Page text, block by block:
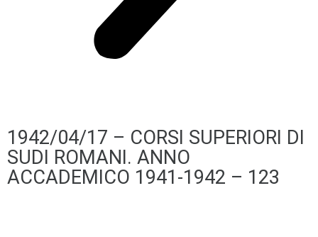
1942/04/17 – CORSI SUPERIORI DI
SUDI ROMANI. ANNO
ACCADEMICO 1941-1942 – 123